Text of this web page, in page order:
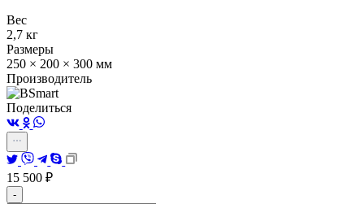
Вес
2,7 кг
Размеры
250 × 200 × 300 мм
Производитель
Поделиться
15 500 ₽
-